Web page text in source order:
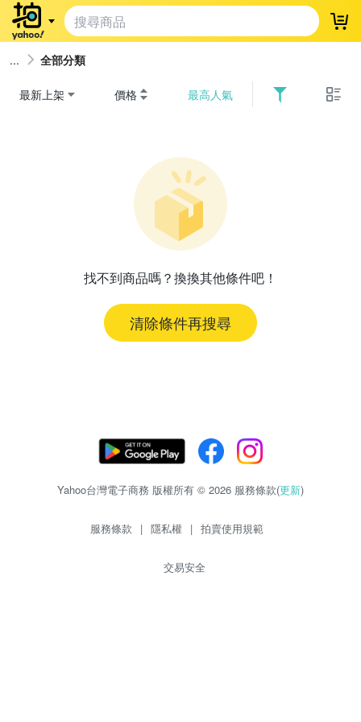
登
全部分類
最新上架 價格 最高人氣
找不到商品嗎？換換其他條件吧！
清除條件再搜尋
Yahoo台灣電子商務 版權所有 © 2026 服務條款(更新)
服務條款 | 隱私權 | 拍賣使用規範
交易安全